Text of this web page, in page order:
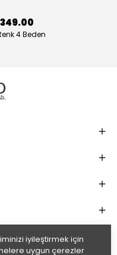
iyileştirmek için
uygun çerezler
4 Beden